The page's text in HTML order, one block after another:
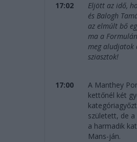
17:02
Eljött az idő,
és Balogh
az elmúlt bő
ma a
meg aludjatok
sziasztok!
17:00
A Manthey
kettőnél két
született, de
a harmadik
Mans-ján.